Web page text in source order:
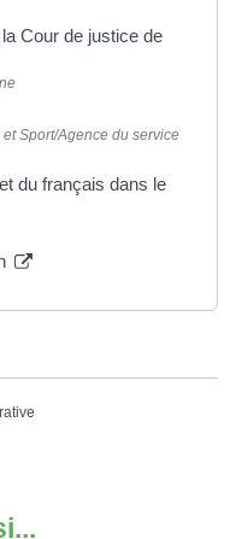
Cour de justice de
Sport/Agence du service
du français dans le